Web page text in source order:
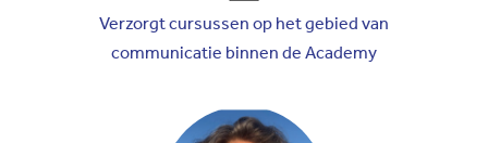
Verzorgt cursussen op het gebied van
communicatie binnen de Academy